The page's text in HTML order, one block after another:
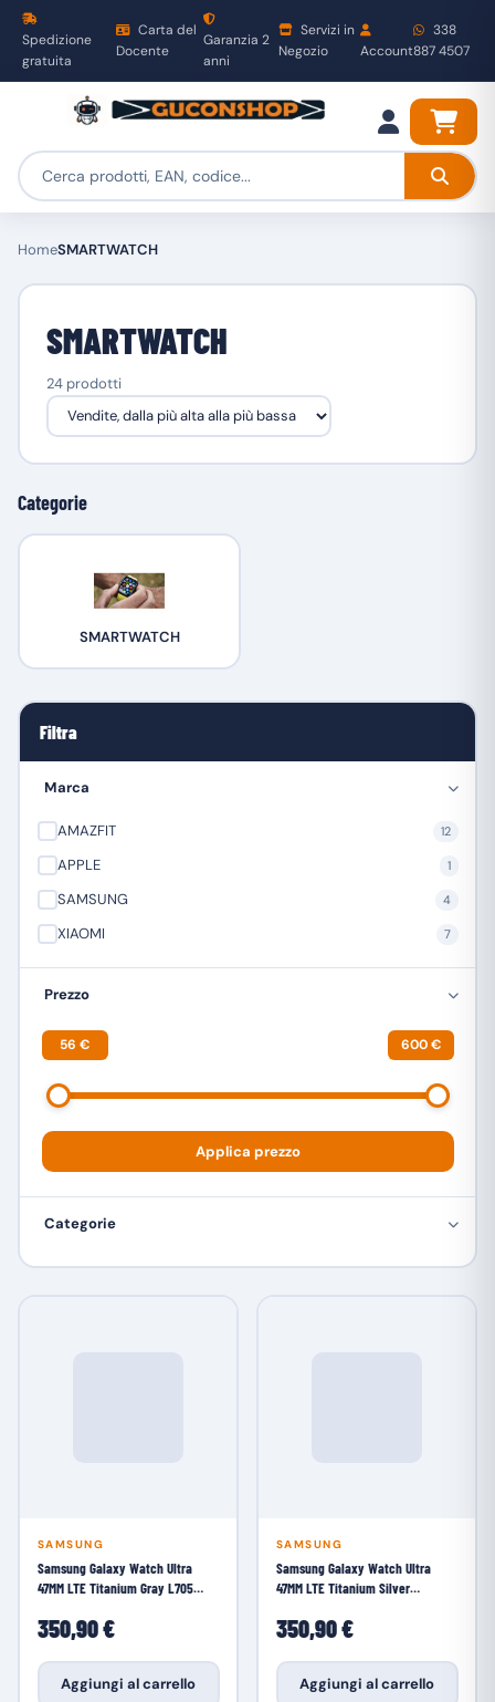
Spedizione
gratuita
Carta del
Docente
Garanzia 2
anni
Servizi in
Negozio
Account
338
887 4507
HomeSMARTWATCH
SMARTWATCH
24 prodotti
Categorie
SMARTWATCH
Filtra
Marca
AMAZFIT 12
APPLE 1
SAMSUNG 4
XIAOMI 7
Prezzo
56 € 600 €
Applica prezzo
Categorie
SAMSUNG
Samsung Galaxy Watch Ultra
47MM LTE Titanium Gray L705
350,90 €
Aggiungi al carrello
SAMSUNG
Samsung Galaxy Watch Ultra
47MM LTE Titanium Silver
350,90 €
Aggiungi al carrello